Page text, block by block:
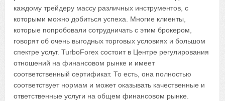
каждому трейдеру массу различных инструментов, с
которыми можно добиться успеха. Многие клиенты,
которые попробовали сотрудничать с этим брокером,
говорят об очень выгодных торговых условиях и большом
спектре услуг. TurboForex состоит в Центре регулирования
отношений на финансовом рынке и имеет
соответственный сертификат. То есть, она полностью
соответствует нормам и может оказывать качественные и
ответственные услуги на общем финансовом рынке.